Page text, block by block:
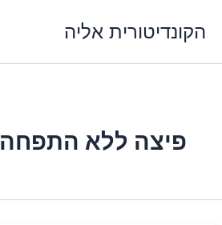
לתוכןהקונדיטורית אליה
פיצה ללא התפחה